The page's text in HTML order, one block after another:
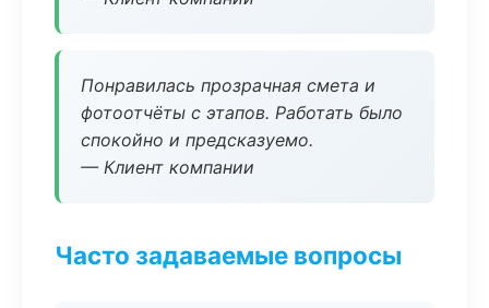
Понравилась прозрачная смета и
фотоотчёты с этапов. Работать было
спокойно и предсказуемо.
— Клиент компании
Часто задаваемые вопросы